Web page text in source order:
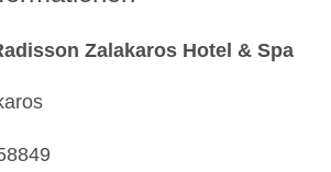
Zalakaros Hotel & Spa